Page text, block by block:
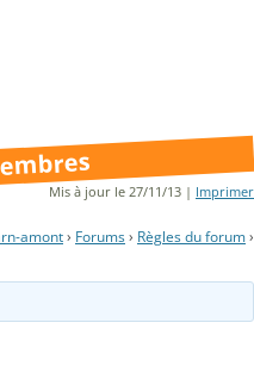
Mis à jour le 27/11/13 | Imprimer
amont› Forums› Règles du forum›